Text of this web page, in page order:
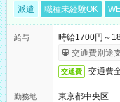
派遣 職種未経験OK
給与
時給1700円～
交通費別途
交通費 交通費
勤務地
東京都中央区